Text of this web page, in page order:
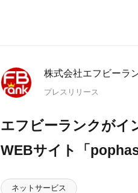
株式会社エフビーラ
プレスリリース
エフビーランクがイ
WEBサイト「
ネットサービス